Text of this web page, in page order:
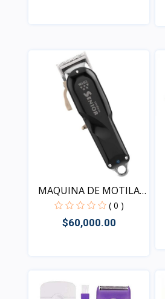
MAQUINA DE MOTILAR
WERH...
( 0 )
$60,000.00